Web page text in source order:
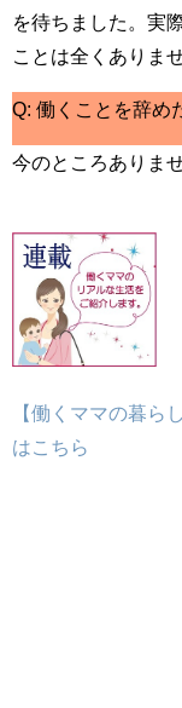
を待ちました。実
ことは全くありま
Q: 働くことを辞め
今のところありませ
【働くママの暮
はこちら